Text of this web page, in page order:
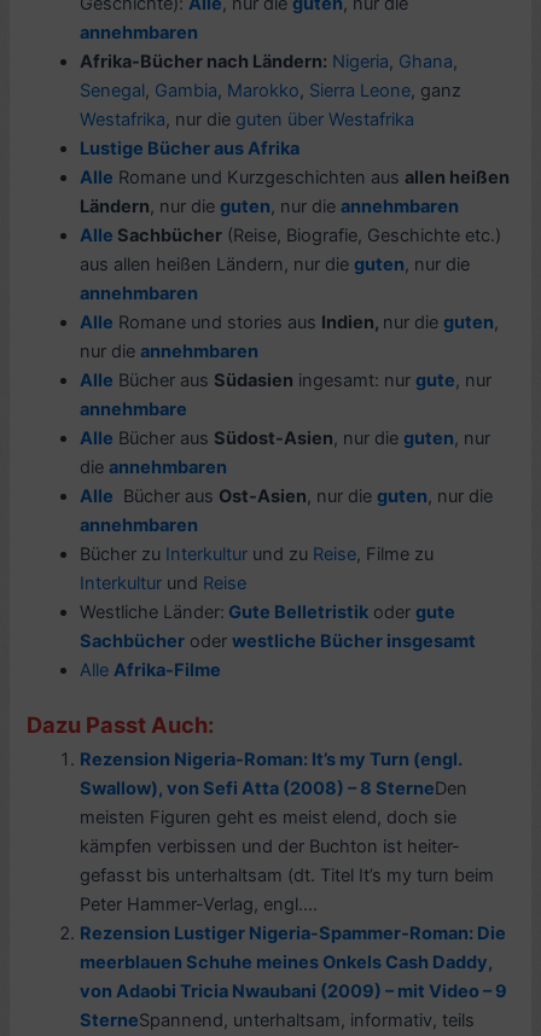
annehmbaren
Afrika-Bücher nach Ländern: Nigeria, Ghana,
Senegal, Gambia, Marokko, Sierra Leone, ganz
Westafrika, nur die guten über Westafrika
Lustige Bücher aus Afrika
Alle Romane und Kurzgeschichten ausallen heißen
Ländern, nur dieguten, nur dieannehmbaren
Alle Sachbücher (Reise, Biografie, Geschichte etc.)
aus allen heißen Ländern, nur dieguten, nur die
annehmbaren
Alle Romane und stories aus Indien, nur dieguten,
nur dieannehmbaren
Alle Bücher aus Südasien ingesamt: nurgute, nur
annehmbare
Alle Bücher aus Südost-Asien, nur dieguten, nur
dieannehmbaren
Alle Bücher aus Ost-Asien, nur dieguten, nur die
annehmbaren
Bücher zu Interkultur und zu Reise, Filme zu
Interkultur und Reise
Westliche Länder: Gute Belletristik odergute
Sachbücher oderwestliche Bücher insgesamt
AlleAfrika-Filme
Dazu Passt Auch:
Rezension Nigeria-Roman: It’s my Turn (engl.
Swallow), von Sefi Atta (2008) – 8 SterneDen
meisten Figuren geht es meist elend, doch sie
kämpfen verbissen und der Buchton ist heiter-
gefasst bis unterhaltsam (dt. Titel It’s my turn beim
Peter Hammer-Verlag, engl....
Rezension Lustiger Nigeria-Spammer-Roman: Die
meerblauen Schuhe meines Onkels Cash Daddy,
von Adaobi Tricia Nwaubani (2009) – mit Video – 9
SterneSpannend, unterhaltsam, informativ, teils